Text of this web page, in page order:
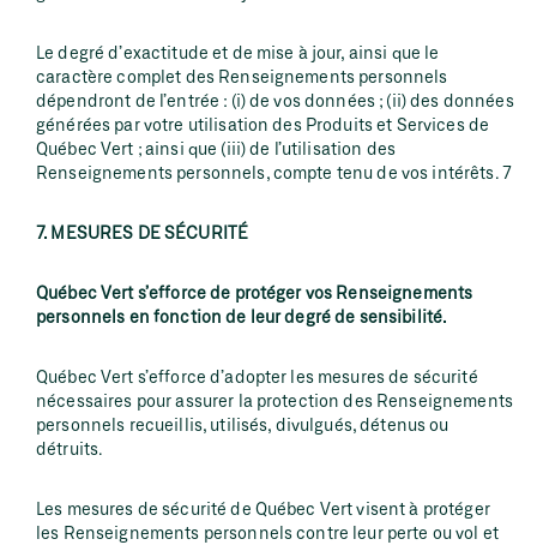
Le degré d’exactitude et de mise à jour, ainsi que le
caractère complet des Renseignements personnels
dépendront de l’entrée : (i) de vos données ; (ii) des données
générées par votre utilisation des Produits et Services de
Québec Vert ; ainsi que (iii) de l’utilisation des
Renseignements personnels, compte tenu de vos intérêts. 7
7. MESURES DE SÉCURITÉ
Québec Vert s’efforce de protéger vos Renseignements
personnels en fonction de leur degré de sensibilité.
Québec Vert s’efforce d’adopter les mesures de sécurité
nécessaires pour assurer la protection des Renseignements
personnels recueillis, utilisés, divulgués, détenus ou
détruits.
Les mesures de sécurité de Québec Vert visent à protéger
les Renseignements personnels contre leur perte ou vol et